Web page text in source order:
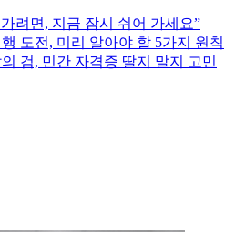
려면, 지금 잠시 쉬어 가세요”
도전, 미리 알아야 할 5가지 원칙
검, 민간 자격증 딸지 말지 고민